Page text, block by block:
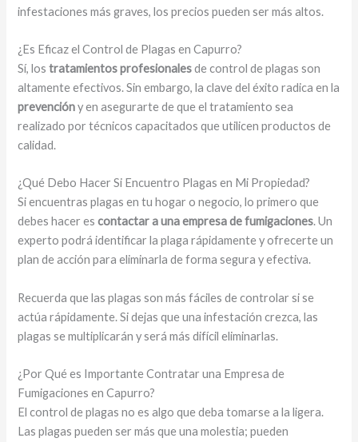
infestaciones más graves, los precios pueden ser más altos.
¿Es Eficaz el Control de Plagas en Capurro?
Sí, lostratamientos profesionalesde control de plagas son
altamente efectivos. Sin embargo, la clave del éxito radica en la
prevencióny en asegurarte de que el tratamiento sea
realizado por técnicos capacitados que utilicen productos de
calidad.
¿Qué Debo Hacer Si Encuentro Plagas en Mi Propiedad?
Si encuentras plagas en tu hogar o negocio, lo primero que
debes hacer escontactar a una empresa de fumigaciones. Un
experto podrá identificar la plaga rápidamente y ofrecerte un
plan de acción para eliminarla de forma segura y efectiva.
Recuerda que las plagas son más fáciles de controlar si se
actúa rápidamente. Si dejas que una infestación crezca, las
plagas se multiplicarán y será más difícil eliminarlas.
¿Por Qué es Importante Contratar una Empresa de
Fumigaciones en Capurro?
El control de plagas no es algo que deba tomarse a la ligera.
Las plagas pueden ser más que una molestia; pueden